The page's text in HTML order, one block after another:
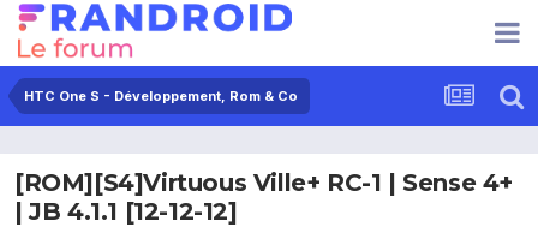
HTC One S - Développement, Rom & Co
[ROM][S4]Virtuous Ville+ RC-1 | Sense 4+
| JB 4.1.1 [12-12-12]